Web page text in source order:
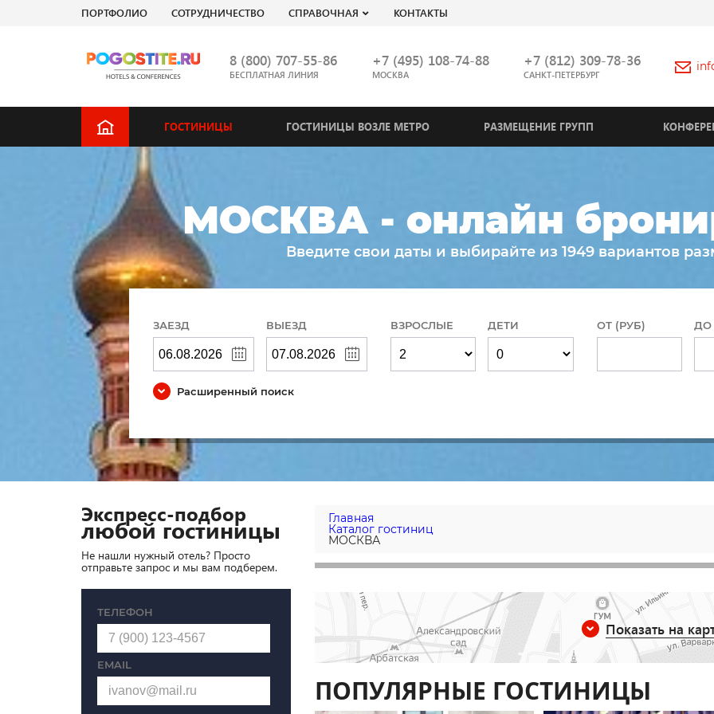
ПОРТФОЛИО СОТРУДНИЧЕСТВО СПРАВОЧНАЯ КОНТАКТЫ
8 (800) 707-55-86
БЕСПЛАТНАЯ ЛИНИЯ
+7 (495) 108-74-88
МОСКВА
+7 (812) 309-78-36
САНКТ-ПЕТЕРБУРГ
ГОСТИНИЦЫ ГОСТИНИЦЫ ВОЗЛЕ МЕТРО РАЗМЕЩЕНИЕ ГРУПП
МОСКВА - онлайн
Введите свои даты и выбирайте из 1949 вариантов
ЗАЕЗД ВЫЕЗД ВЗРОСЛЫЕ ДЕТИ ОТ (РУБ) ДО
Расширенный поиск
Главная
Каталог гостиниц
МОСКВА
Показать на
ПОПУЛЯРНЫЕ ГОСТИНИЦЫ
Экспресс-подбор
любой гостиницы
Не нашли нужный отель? Просто
отправьте запрос и мы вам подберем.
ТЕЛЕФОН
EMAIL